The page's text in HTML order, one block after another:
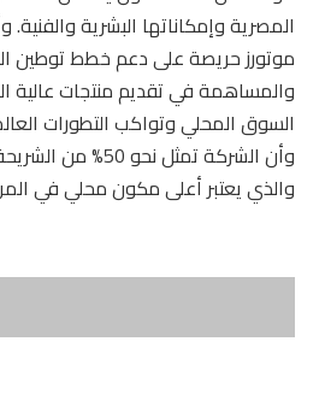
المصرية وإمكاناتها البشرية
موتورز حريصة على دعم خطط توطين
والمساهمة في تقديم منتجات عالية
السوق المحلي وتواكب التطورات
وأن الشركة تمثل
والذي يعتبر أعلى مكون محلي في